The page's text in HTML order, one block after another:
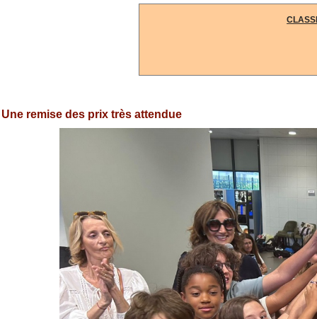
Une remise des prix très attendue